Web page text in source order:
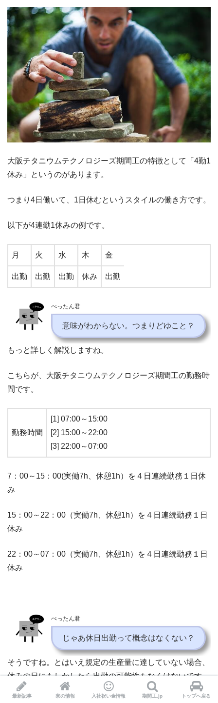
大阪チタニウムテクノロジーズ期間工の特徴として「4勤1
休み」というのがあります。
つまり4日働いて、1日休むというスタイルの働き方です。
以下が4連勤1休みの例です。
月 火 水 木 金
出勤 出勤 出勤 休み 出勤
ぺったん君
意味がわからない。つまりどゆこと？
もっと詳しく解説しますね。
こちらが、大阪チタニウムテクノロジーズ期間工の勤務時
間です。
勤務時間
[1] 07:00～15:00
[2] 15:00～22:00
[3] 22:00～07:00
7：00～15：00(実働7h、休憩1h）を４日連続勤務１日休
み
15：00～22：00（実働7h、休憩1h）を４日連続勤務１日
休み
22：00～07：00（実働7h、休憩1h）を４日連続勤務１日
休み
ぺったん君
じゃあ休日出勤って概念はなくない？
そうですね。とはいえ規定の生産量に達していない場合、
休みの日にもしかしたら出勤の可能性もなくはないです。
つまり以下の勤務スケジュールで働く可能性もあります。
最新記事 寮の情報 入社祝い金情報 期間工.jp トップへ戻る